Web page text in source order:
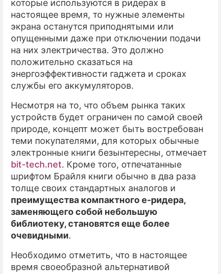
которые используются в ридерах в
настоящее время, то нужные элементы
экрана останутся приподнятыми или
опущенными даже при отключении подачи
на них электричества. Это должно
положительно сказаться на
энергоэффективности гаджета и сроках
службы его аккумуляторов.
Несмотря на то, что объем рынка таких
устройств будет ограничен по самой своей
природе, концепт может быть востребован
теми покупателями, для которых обычные
электронные книги безынтересны, отмечает
bit-tech.net. Кроме того, отпечатанные
шрифтом Брайля книги обычно в два раза
толще своих стандартных аналогов и
преимущества компактного е-ридера,
заменяющего собой небольшую
библиотеку, становятся еще более
очевидными.
Необходимо отметить, что в настоящее
время своеобразной альтернативой